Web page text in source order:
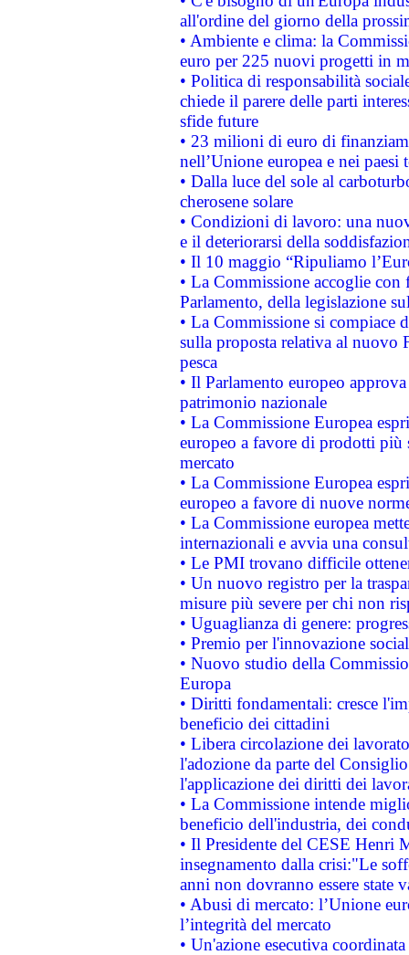
all'ordine del giorno della
• Ambiente e clima: la
euro per 225 nuovi progetti in
• Politica di responsabilità
chiede il parere delle parti
sfide future
• 23 milioni di euro di
nell’Unione europea e nei paesi
• Dalla luce del sole al
cherosene solare
• Condizioni di lavoro: una
e il deteriorarsi della
• Il 10 maggio “Ripuliamo
• La Commissione accoglie
Parlamento, della legislazione
• La Commissione si compiace
sulla proposta relativa al nuovo
pesca
• Il Parlamento europeo
patrimonio nazionale
• La Commissione Europea
europeo a favore di prodotti
mercato
• La Commissione Europea
europeo a favore di nuove
• La Commissione europea
internazionali e avvia una
• Le PMI trovano difficile
• Un nuovo registro per la
misure più severe per chi non
• Uguaglianza di genere:
• Premio per l'innovazione
• Nuovo studio della
Europa
• Diritti fondamentali: cresce
beneficio dei cittadini
• Libera circolazione dei
l'adozione da parte del
l'applicazione dei diritti dei
• La Commissione intende
beneficio dell'industria, dei
• Il Presidente del CESE Henri
insegnamento dalla crisi:"Le
anni non dovranno essere state
• Abusi di mercato: l’Unione
l’integrità del mercato
• Un'azione esecutiva